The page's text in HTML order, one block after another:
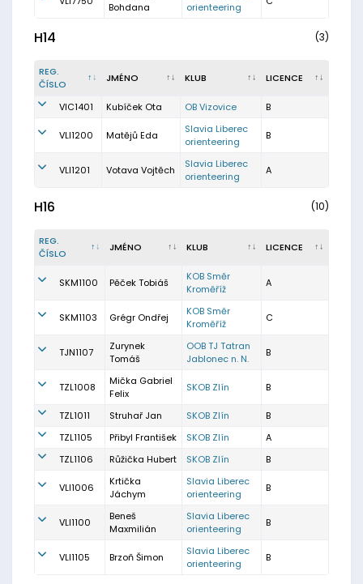
Bohdana
orienteering
H14 (3)
REG.
ČÍSLO
JMÉNO KLUB LICENCE
VIC1401 Kubíček Ota OB Vizovice B
VLI1200 Matějů Eda
Slavia Liberec
orienteering
B
VLI1201 Votava Vojtěch
Slavia Liberec
orienteering
A
H16 (10)
REG.
ČÍSLO
JMÉNO KLUB LICENCE
SKM1100 Pěček Tobiáš
KOB Směr
Kroměříž
A
SKM1103 Grégr Ondřej
KOB Směr
Kroměříž
C
TJN1107
Zurynek
Tomáš
OOB TJ Tatran
Jablonec n. N.
B
TZL1008
Mička Gabriel
Felix
SKOB Zlín B
TZL1011 Struhař Jan SKOB Zlín
B
TZL1105
Přibyl František SKOB Zlín
A
TZL1106
Růžička Hubert SKOB Zlín B
VLI1006
Krtička
Jáchym
Slavia Liberec
orienteering
B
VLI1100
Beneš
Maxmilián
Slavia Liberec
orienteering
B
VLI1105 Brzoň Šimon
Slavia Liberec
orienteering
B